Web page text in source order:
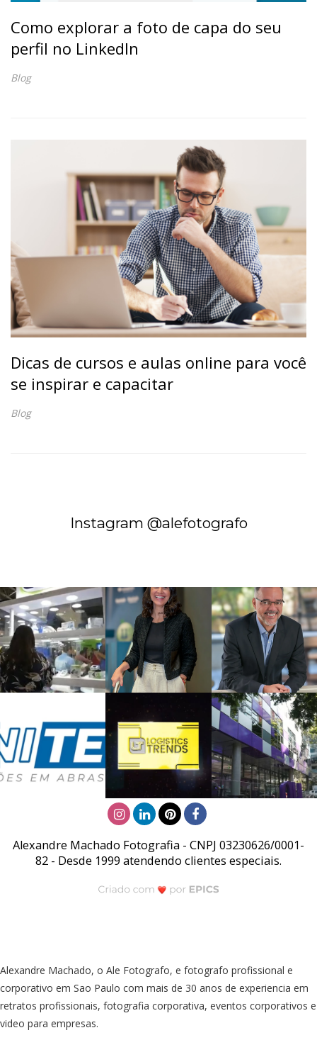
Como explorar a foto de capa do seu
perfil no LinkedIn
Blog
Dicas de cursos e aulas online para você
se inspirar e capacitar
Blog
Instagram @alefotografo
Alexandre Machado Fotografia - CNPJ 03230626/0001-
82 - Desde 1999 atendendo clientes especiais.
Alexandre Machado, o Ale Fotografo, e fotografo profissional e
corporativo em Sao Paulo com mais de 30 anos de experiencia em
retratos profissionais, fotografia corporativa, eventos corporativos e
video para empresas.